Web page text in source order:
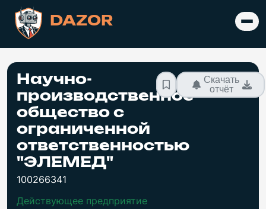
DAZOR
Научно-
производственное
общество с
ограниченной
ответственностью
"ЭЛЕМЕД"
100266341
Скачать
отчёт
Действующее предприятие